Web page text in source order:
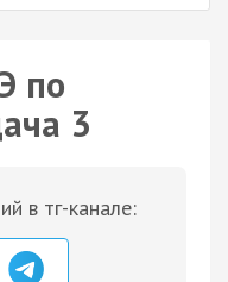
по
3
в тг-канале: